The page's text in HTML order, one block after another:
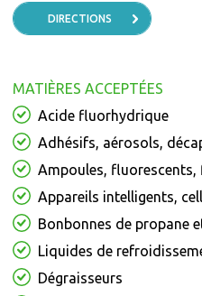
DIRECTIONS
MATIÈRES ACCEPTÉES
Acide fluorhydrique
Adhésifs, aérosols,
Ampoules,
Appareils intelligents,
Bonbonnes de propane
Liquides de
Dégraisseurs